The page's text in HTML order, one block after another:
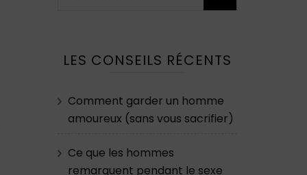
LES CONSEILS RÉCENTS
Comment garder un homme
amoureux (sans vous sacrifier)
Ce que les hommes
remarquent pendant le sexe